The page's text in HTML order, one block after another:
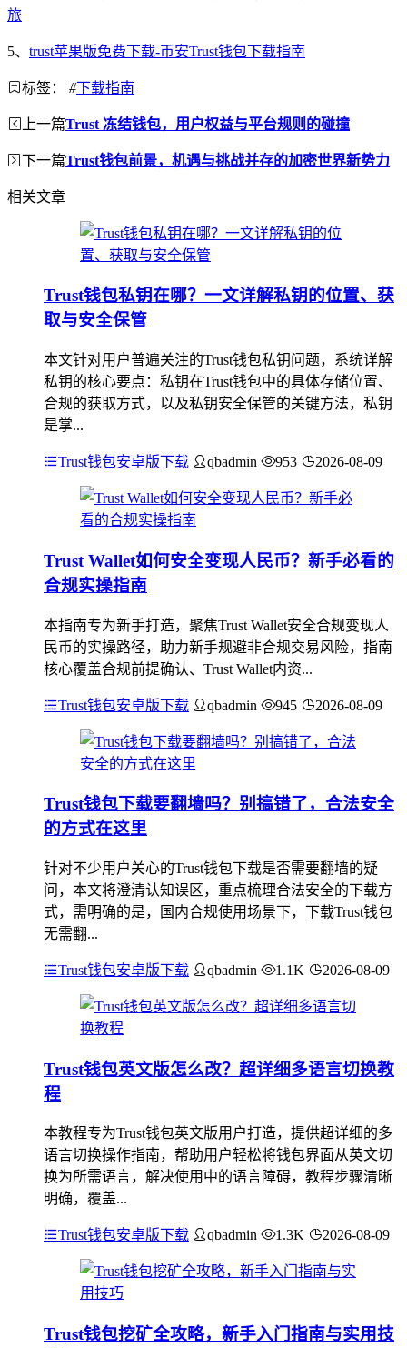
旅
5、 trust苹果版免费下载-币安Trust钱包下载指南
标签： #下载指南
上一篇Trust 冻结钱包，用户权益与平台规则的碰撞
下一篇Trust钱包前景，机遇与挑战并存的加密世界新势力
相关文章
Trust钱包私钥在哪？一文详解私钥的位置、获
取与安全保管
本文针对用户普遍关注的Trust钱包私钥问题，系统详解
私钥的核心要点：私钥在Trust钱包中的具体存储位置、
合规的获取方式，以及私钥安全保管的关键方法，私钥
是掌...
Trust钱包安卓版下载 qbadmin 953 2026-08-09
Trust Wallet如何安全变现人民币？新手必看的
合规实操指南
本指南专为新手打造，聚焦Trust Wallet安全合规变现人
民币的实操路径，助力新手规避非合规交易风险，指南
核心覆盖合规前提确认、Trust Wallet内资...
Trust钱包安卓版下载 qbadmin 945 2026-08-09
Trust钱包下载要翻墙吗？别搞错了，合法安全
的方式在这里
针对不少用户关心的Trust钱包下载是否需要翻墙的疑
问，本文将澄清认知误区，重点梳理合法安全的下载方
式，需明确的是，国内合规使用场景下，下载Trust钱包
无需翻...
Trust钱包安卓版下载 qbadmin 1.1K 2026-08-09
Trust钱包英文版怎么改？超详细多语言切换教
程
本教程专为Trust钱包英文版用户打造，提供超详细的多
语言切换操作指南，帮助用户轻松将钱包界面从英文切
换为所需语言，解决使用中的语言障碍，教程步骤清晰
明确，覆盖...
Trust钱包安卓版下载 qbadmin 1.3K 2026-08-09
Trust钱包挖矿全攻略，新手入门指南与实用技